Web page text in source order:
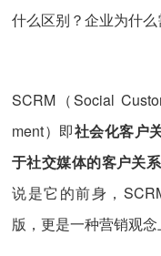
什么区别？企业为什么
SCRM（Social
ment）即社会化客户
于社交媒体的客户关
说是它的前身，
版，更是一种营销观念